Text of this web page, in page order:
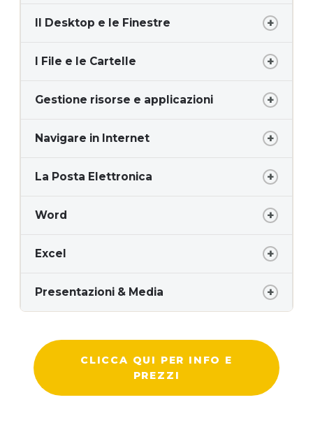
Il Desktop e le Finestre
I File e le Cartelle
Gestione risorse e applicazioni
Navigare in Internet
La Posta Elettronica
Word
Excel
Presentazioni & Media
CLICCA QUI PER INFO E
PREZZI